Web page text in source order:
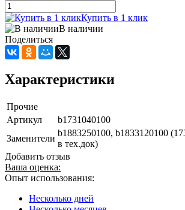
Купить в 1 клик
В наличии
Поделиться
Характеристики
Прочие
Артикул
b1731040100
Заменители
b1883250100, b1833120100
в тех.док)
Добавить отзыв
Ваша оценка:
Опыт использования:
Несколько дней